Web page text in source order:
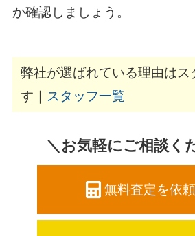
か確認しましょう。
弊社が選ばれている理由はス
す｜
スタッフ一覧
＼お気軽にご相談く
無料査定を依